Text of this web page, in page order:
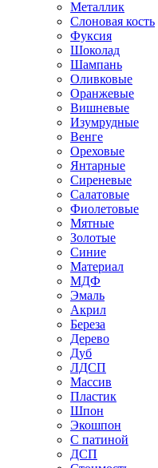
Металлик
Слоновая кость
Фуксия
Шоколад
Шампань
Оливковые
Оранжевые
Вишневые
Изумрудные
Венге
Ореховые
Янтарные
Сиреневые
Салатовые
Фиолетовые
Мятные
Золотые
Синие
Материал
МДФ
Эмаль
Акрил
Береза
Дерево
Дуб
ЛДСП
Массив
Пластик
Шпон
Экошпон
С патиной
ДСП